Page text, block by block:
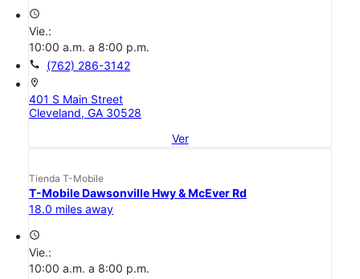
access_time
Vie.:
10:00 a.m. a 8:00 p.m.
call (762) 286-3142
location_on
401 S Main Street
Cleveland, GA 30528
Ver
Tienda T-Mobile
T-Mobile Dawsonville Hwy & McEver Rd
18.0 miles away
access_time
Vie.:
10:00 a.m. a 8:00 p.m.